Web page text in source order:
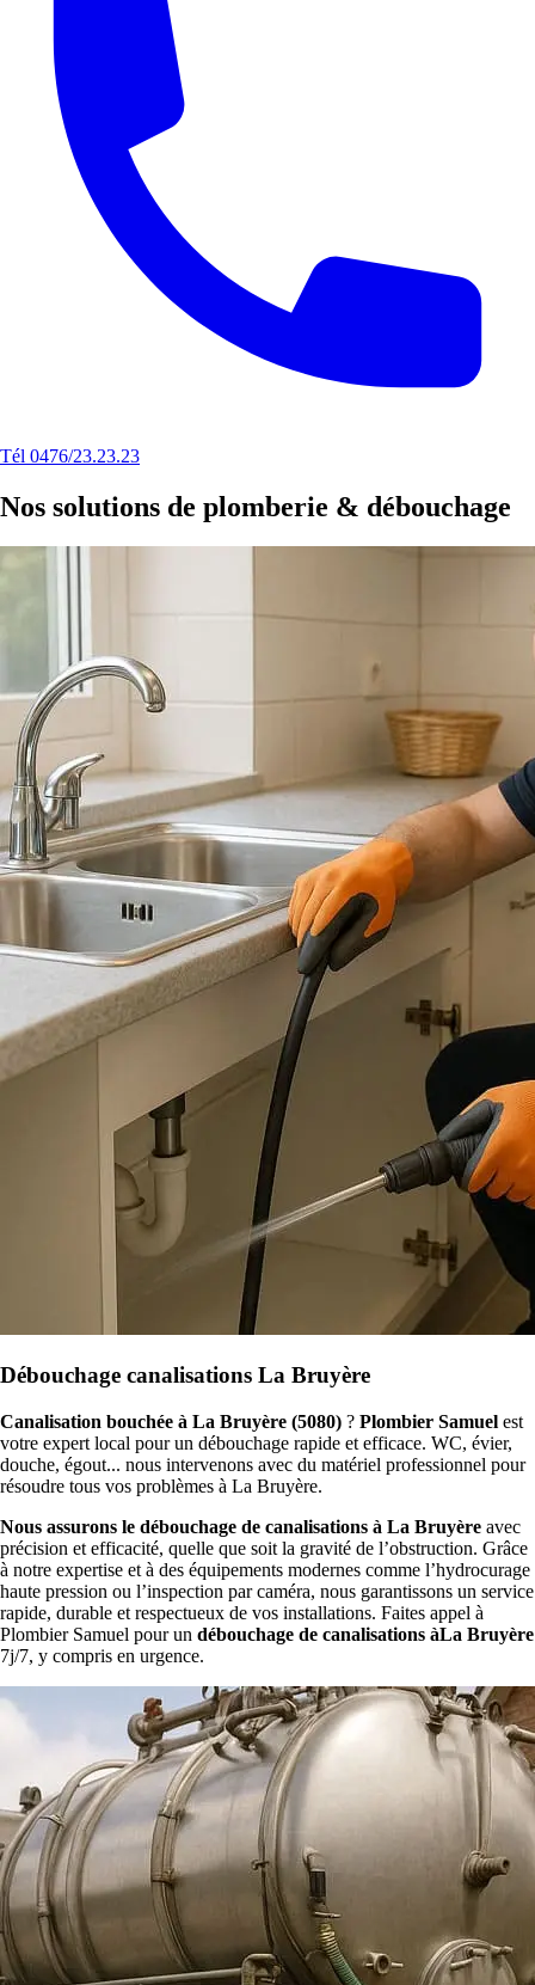
Tél 0476/23.23.23
Nos solutions de plomberie & débouchage
Débouchage canalisations La Bruyère
Canalisation bouchée à La Bruyère (5080) ? Plombier Samuel est
votre expert local pour un débouchage rapide et efficace. WC, évier,
douche, égout... nous intervenons avec du matériel professionnel pour
résoudre tous vos problèmes à La Bruyère.
Nous assurons le débouchage de canalisations à La Bruyère avec
précision et efficacité, quelle que soit la gravité de l’obstruction. Grâce
à notre expertise et à des équipements modernes comme l’hydrocurage
haute pression ou l’inspection par caméra, nous garantissons un service
rapide, durable et respectueux de vos installations. Faites appel à
Plombier Samuel pour un débouchage de canalisations àLa Bruyère
7j/7, y compris en urgence.